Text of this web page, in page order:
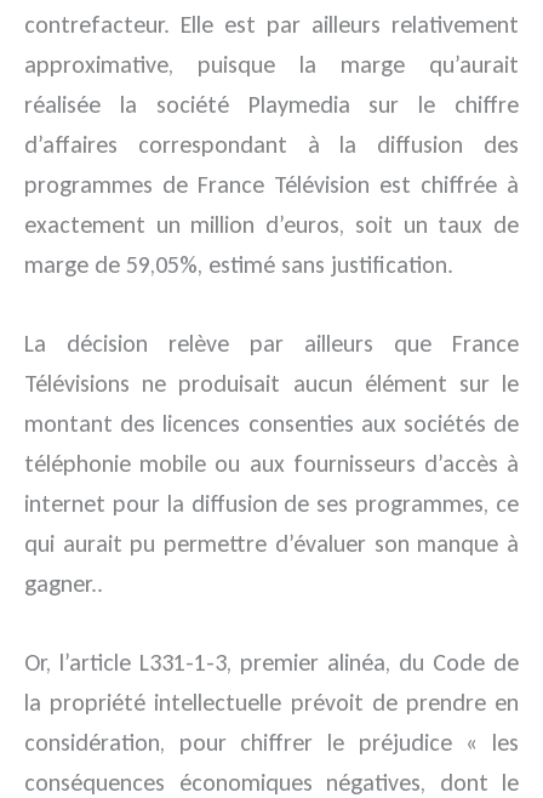
contrefacteur. Elle est par ailleurs relativement
approximative, puisque la marge qu’aurait
réalisée la société Playmedia sur le chiffre
d’affaires correspondant à la diffusion des
programmes de France Télévision est chiffrée à
exactement un million d’euros, soit un taux de
marge de 59,05%, estimé sans justification.
La décision relève par ailleurs que France
Télévisions ne produisait aucun élément sur le
montant des licences consenties aux sociétés de
téléphonie mobile ou aux fournisseurs d’accès à
internet pour la diffusion de ses programmes, ce
qui aurait pu permettre d’évaluer son manque à
gagner..
Or, l’article L331-1-3, premier alinéa, du Code de
la propriété intellectuelle prévoit de prendre en
considération, pour chiffrer le préjudice « les
conséquences économiques négatives, dont le